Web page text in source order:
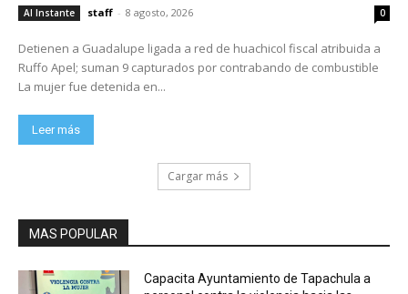
Al Instante staff - 8 agosto, 2026 0
Detienen a Guadalupe ligada a red de huachicol fiscal atribuida a
Ruffo Apel; suman 9 capturados por contrabando de combustible
La mujer fue detenida en...
Leer más
Cargar más
MAS POPULAR
Capacita Ayuntamiento de Tapachula a